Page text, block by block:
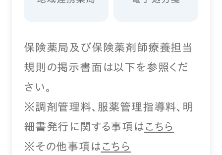
保険薬局及び保険薬剤師療養担当
規則の掲示書面は以下を参照くだ
さい。
※調剤管理料、服薬管理指導料、明
細書発行に関する事項は こちら
※その他事項は こちら